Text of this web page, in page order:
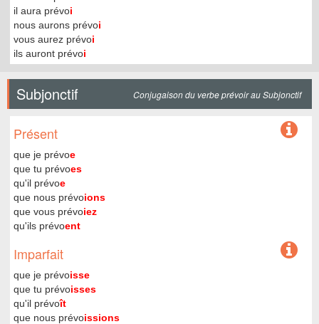
il aura prévoi
nous aurons prévoi
vous aurez prévoi
ils auront prévoi
Subjonctif Conjugaison du verbe prévoir au Subjonctif
Présent
que je prévoe
que tu prévoes
qu'il prévoe
que nous prévoions
que vous prévoiez
qu'ils prévoent
Imparfait
que je prévoisse
que tu prévoisses
qu'il prévoît
que nous prévoissions